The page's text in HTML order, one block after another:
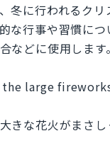
冬に行われるク
な行事や習慣に
などに使用します。
large
きな花火がまさし